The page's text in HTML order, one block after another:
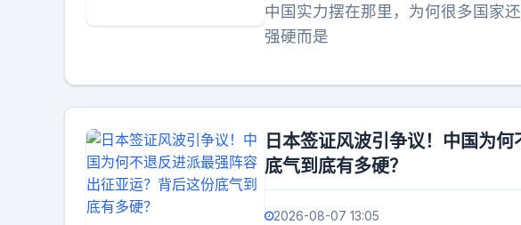
中国实力摆在那里，为何很多国家
强硬而是
日本签证风波引争议！中国为
底气到底有多硬？
2026-08-07 13:05